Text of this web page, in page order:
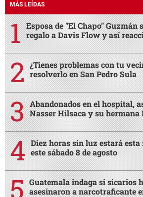
MÁS LEÍDAS
Esposa de "El Chapo" Guzmán
regalo a Davis Flow y así
¿Tienes problemas con tu
resolverlo en San Pedro Sula
Abandonados en el hospital,
Nasser Hilsaca y su hermana
Diez horas sin luz estará esta
este sábado 8 de agosto
Guatemala indaga si sicarios
asesinaron a narcotraficante